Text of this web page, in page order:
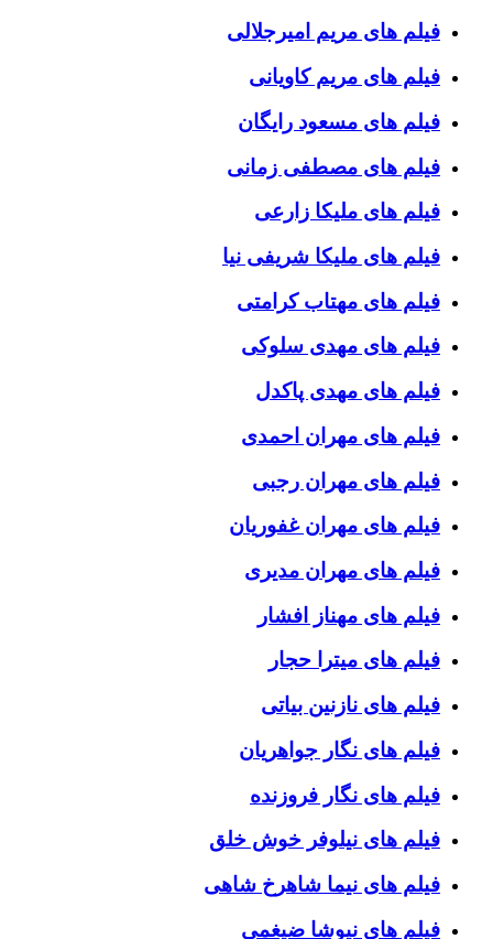
فیلم های مریم امیرجلالی
فیلم های مریم کاویانی
فیلم های مسعود رایگان
فیلم های مصطفی زمانی
فیلم های ملیکا زارعی
فیلم های ملیکا شریفی نیا
فیلم های مهتاب کرامتی
فیلم های مهدی سلوکی
فیلم های مهدی پاکدل
فیلم های مهران احمدی
فیلم های مهران رجبی
فیلم های مهران غفوریان
فیلم های مهران مدیری
فیلم های مهناز افشار
فیلم های میترا حجار
فیلم های نازنین بیاتی
فیلم های نگار جواهریان
فیلم های نگار فروزنده
فیلم های نیلوفر خوش خلق
فیلم های نیما شاهرخ شاهی
فیلم های نیوشا ضیغمی